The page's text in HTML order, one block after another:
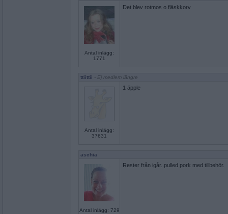
Antal inlägg:
1771
Det blev rotmos o fläskkorv
ttiittii - Ej medlem längre
Antal inlägg:
37631
1 äpple
aschia
Antal inlägg: 729
Rester från igår..pulled pork med tillbehör.